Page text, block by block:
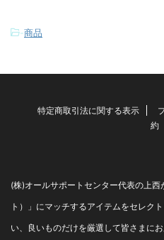
-商品
特定商取引法に関する表示
約
(株)オールサポートセンター代表の上
ト）」にマッチするアイテムをセレク
い、良いものだけを厳選して皆さまに